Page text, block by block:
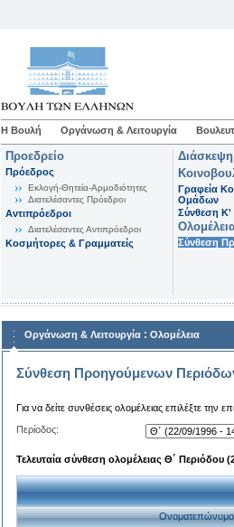
Η Βουλή Οργάνωση & Λειτουργία
Προεδρείο
Πρόεδρος
Εκλογή-Θητεία-Αρμοδιότητες
Διατελέσαντες Πρόεδροι
Αντιπρόεδροι
Διατελέσαντες Αντιπρόεδροι
Κοσμήτορες & Γραμματείς
Γραφεία
Ομάδων
Σύνθεση K'
Σύνθεση
Οργάνωση & Λειτουργία : Ολομέλεια
Σύνθεση Προηγούμενων
Για να δείτε συνθέσεις ολομέλειας επιλέξτε την
Περίοδος:
Τελευταία σύνθεση ολομέλειας Θ΄ Περιόδου
Ονοματεπώνυμο